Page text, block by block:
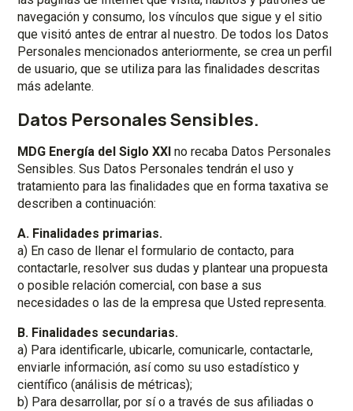
navegación y consumo, los vínculos que sigue y el sitio
que visitó antes de entrar al nuestro. De todos los Datos
Personales mencionados anteriormente, se crea un perfil
de usuario, que se utiliza para las finalidades descritas
más adelante.
Datos Personales Sensibles.
MDG Energía del Siglo XXI no recaba Datos Personales
Sensibles. Sus Datos Personales tendrán el uso y
tratamiento para las finalidades que en forma taxativa se
describen a continuación:
A. Finalidades primarias.
a) En caso de llenar el formulario de contacto, para
contactarle, resolver sus dudas y plantear una propuesta
o posible relación comercial, con base a sus
necesidades o las de la empresa que Usted representa.
B. Finalidades secundarias.
a) Para identificarle, ubicarle, comunicarle, contactarle,
enviarle información, así como su uso estadístico y
científico (análisis de métricas);
b) Para desarrollar, por sí o a través de sus afiliadas o